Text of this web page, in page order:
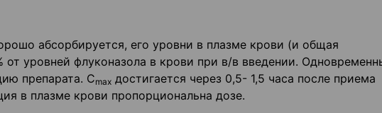
абсорбируется, его уровни в плазме крови (и общая
уровней флуконазола в крови при в/в введении.
препарата. Сmax достигается через 0,5- 1,5 часа после приема
в плазме крови пропорциональна дозе.